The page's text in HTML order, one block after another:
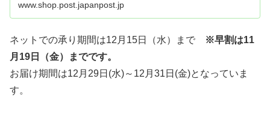
www.shop.post.japanpost.jp
ネットでの承り期間は12月15日（水）まで
※早割は11
月19日（金）までです。
お届け期間は12月29日(水)～12月31日(金)となっていま
す。